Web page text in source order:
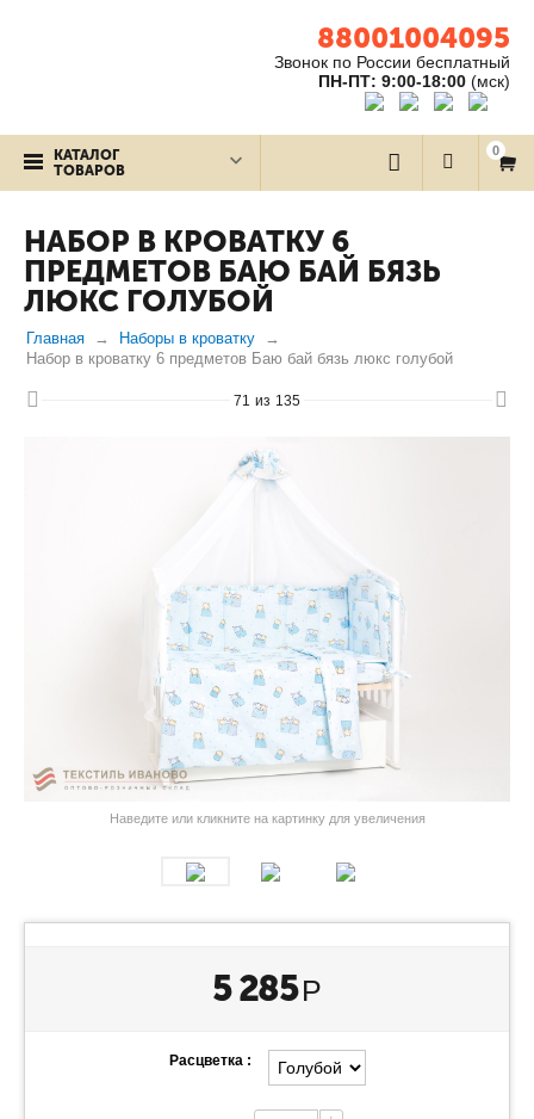
88001004095
Звонок по России бесплатный
ПН-ПТ: 9:00-18:00 (мск)
КАТАЛОГ
ТОВАРОВ
0
НАБОР В КРОВАТКУ 6
ПРЕДМЕТОВ БАЮ БАЙ БЯЗЬ
ЛЮКС ГОЛУБОЙ
Главная
Наборы в кроватку
Набор в кроватку 6 предметов Баю бай бязь люкс голубой
71 из 135
Наведите или кликните на картинку для увеличения
5 285 Р
Расцветка :